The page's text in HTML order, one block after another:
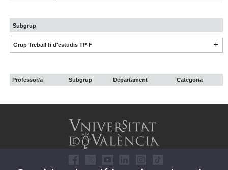
Subgrup
Grup Treball fi d'estudis TP-F
Professor/a Subgrup Departament Categoria